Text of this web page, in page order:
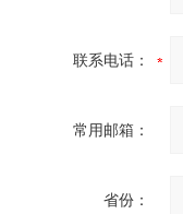
联系电话：
常用邮箱：
省份：